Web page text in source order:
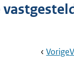
Book
Ga
Vorige